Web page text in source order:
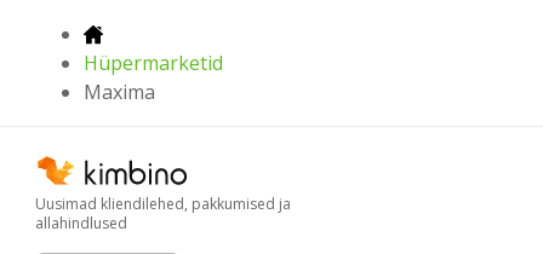
Hüpermarketid
Maxima
Uusimad kliendilehed, pakkumised ja
allahindlused